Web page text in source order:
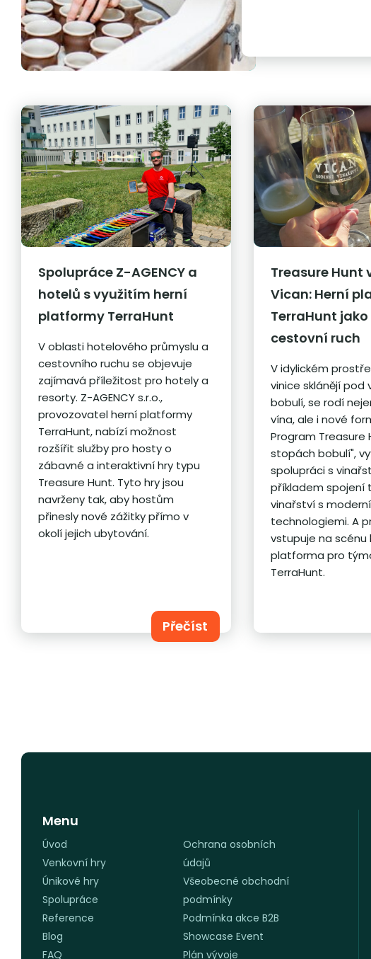
Spolupráce Z-AGENCY a
hotelů s využitím herní
platformy TerraHunt
V oblasti hotelového průmyslu a
cestovního ruchu se objevuje
zajímavá příležitost pro hotely a
resorty. Z-AGENCY s.r.o.,
provozovatel herní platformy
TerraHunt, nabízí možnost
rozšířit služby pro hosty o
zábavné a interaktivní hry typu
Treasure Hunt. ​Tyto hry jsou
navrženy tak, aby hostům
přinesly nové zážitky přímo v
okolí jejich ubytování.
Přečíst
Treasure Hunt
Vican: Herní
TerraHunt
cestovní ruch
V idylickém
vinice sklánějí pod
bobulí, se rodí
vína, ale i nové
Program Treasure
stopách bobulí",
spolupráci s
příkladem spojení
vinařství s
technologiemi. A
vstupuje na scénu
platforma pro
TerraHunt.
Menu
Úvod
Venkovní hry
Únikové hry
Spolupráce
Reference
Blog
FAQ
Ochrana osobních
údajů
Všeobecné obchodní
podmínky
Podmínka akce B2B
Showcase Event
Plán vývoje